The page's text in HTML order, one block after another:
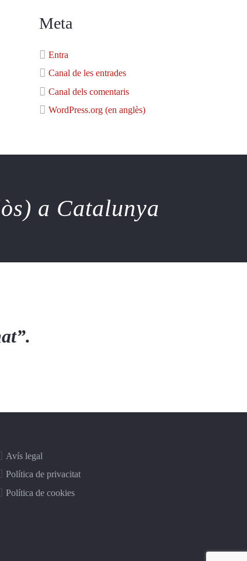
Meta
Entra
Canal de les entrades
Canal dels comentaris
WordPress.org (en anglès)
a Catalunya
Avís legal
Política de privacitat
Política de cookies